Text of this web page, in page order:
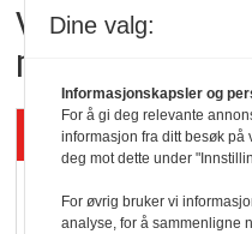
Vil vokse i
med Dr Pepper
Siste artikler - KBS
Dine valg:
Informasjonskapsler og
For å gi deg relevante
informasjon fra ditt besøk på
deg mot dette under
For øvrig bruker vi
analyse, for å sammenligne